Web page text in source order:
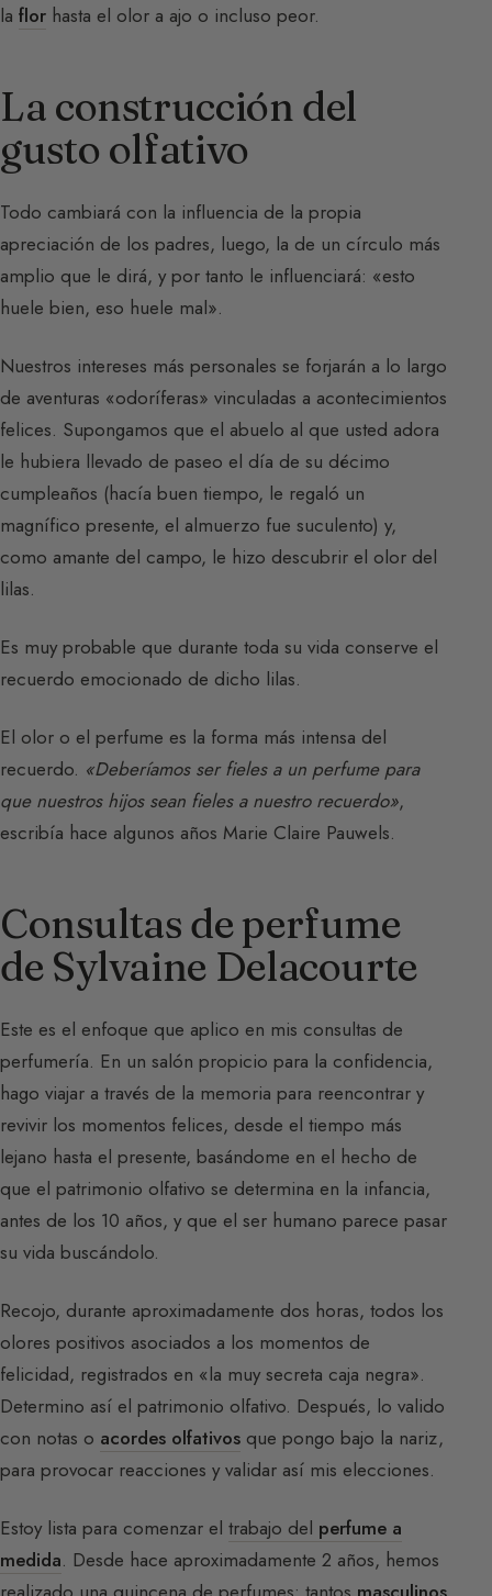
la flor hasta el olor a ajo o incluso peor.
La construcción del
gusto olfativo
Todo cambiará con la influencia de la propia
apreciación de los padres, luego, la de un círculo más
amplio que le dirá, y por tanto le influenciará: «esto
huele bien, eso huele mal».
Nuestros intereses más personales se forjarán a lo largo
de aventuras «odoríferas» vinculadas a acontecimientos
felices. Supongamos que el abuelo al que usted adora
le hubiera llevado de paseo el día de su décimo
cumpleaños (hacía buen tiempo, le regaló un
magnífico presente, el almuerzo fue suculento) y,
como amante del campo, le hizo descubrir el olor del
lilas.
Es muy probable que durante toda su vida conserve el
recuerdo emocionado de dicho lilas.
El olor o el perfume es la forma más intensa del
recuerdo. «Deberíamos ser fieles a un perfume para
que nuestros hijos sean fieles a nuestro recuerdo»,
escribía hace algunos años Marie Claire Pauwels.
Consultas de perfume
de Sylvaine Delacourte
Este es el enfoque que aplico en mis consultas de
perfumería. En un salón propicio para la confidencia,
hago viajar a través de la memoria para reencontrar y
revivir los momentos felices, desde el tiempo más
lejano hasta el presente, basándome en el hecho de
que el patrimonio olfativo se determina en la infancia,
antes de los 10 años, y que el ser humano parece pasar
su vida buscándolo.
Recojo, durante aproximadamente dos horas, todos los
olores positivos asociados a los momentos de
felicidad, registrados en «la muy secreta caja negra».
Determino así el patrimonio olfativo. Después, lo valido
con notas o acordes olfativos que pongo bajo la nariz,
para provocar reacciones y validar así mis elecciones.
Estoy lista para comenzar el trabajo del perfume a
medida. Desde hace aproximadamente 2 años, hemos